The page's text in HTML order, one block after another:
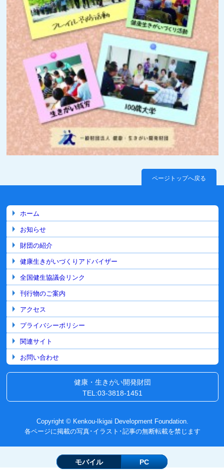
ページトップへ戻る
ホーム
お知らせ
財団の紹介
健康生きがいづくりアドバイザー
全国健生協議会リンク
刊行物のご案内
アクセス
プライバシーポリシー
関連サイト
お問い合わせ
健康・生きがい開発財団
TEL:03-3818-1451
Copyright © Kenkou-Ikigai Development Foundation.
各ページに掲載の写真･イラスト･記事の無断転載を禁じます
モバイル PC